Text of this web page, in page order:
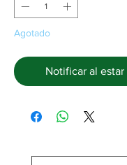
Agotado
Notificar al